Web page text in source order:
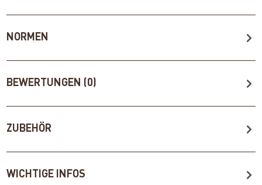
NORMEN
BEWERTUNGEN (0)
ZUBEHÖR
WICHTIGE INFOS